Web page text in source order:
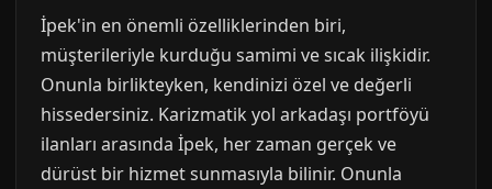
İpek'in en önemli özelliklerinden biri,
müşterileriyle kurduğu samimi ve sıcak ilişkidir.
Onunla birlikteyken, kendinizi özel ve değerli
hissedersiniz. Karizmatik yol arkadaşı portföyü
ilanları arasında İpek, her zaman gerçek ve
dürüst bir hizmet sunmasıyla bilinir. Onunla